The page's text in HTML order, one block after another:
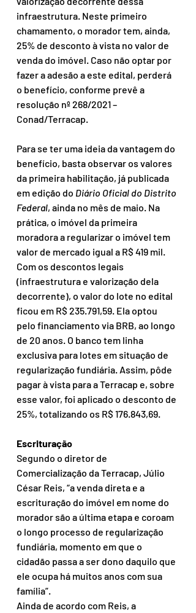
infraestrutura. Neste primeiro
chamamento, o morador tem, ainda,
25% de desconto à vista no valor de
venda do imóvel. Caso não optar por
fazer a adesão a este edital, perderá
o benefício, conforme prevê a
resolução nº 268/2021 –
Conad/Terracap.
Para se ter uma ideia da vantagem do
benefício, basta observar os valores
da primeira habilitação, já publicada
em edição do Diário Oficial do Distrito
Federal, ainda no mês de maio. Na
prática, o imóvel da primeira
moradora a regularizar o imóvel tem
valor de mercado igual a R$ 419 mil.
Com os descontos legais
(infraestrutura e valorização dela
decorrente), o valor do lote no edital
ficou em R$ 235.791,59. Ela optou
pelo financiamento via BRB, ao longo
de 20 anos. O banco tem linha
exclusiva para lotes em situação de
regularização fundiária. Assim, pôde
pagar à vista para a Terracap e, sobre
esse valor, foi aplicado o desconto de
25%, totalizando os R$ 176.843,69.
Escrituração
Segundo o diretor de
Comercialização da Terracap, Júlio
César Reis, “a venda direta e a
escrituração do imóvel em nome do
morador são a última etapa e coroam
o longo processo de regularização
fundiária, momento em que o
cidadão passa a ser dono daquilo que
ele ocupa há muitos anos com sua
família”.
Ainda de acordo com Reis, a